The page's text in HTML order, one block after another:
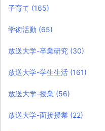
子育て (165)
学術活動 (65)
放送大学-卒業研究 (30)
放送大学-学生生活 (161)
放送大学-授業 (56)
放送大学-面接授業 (22)